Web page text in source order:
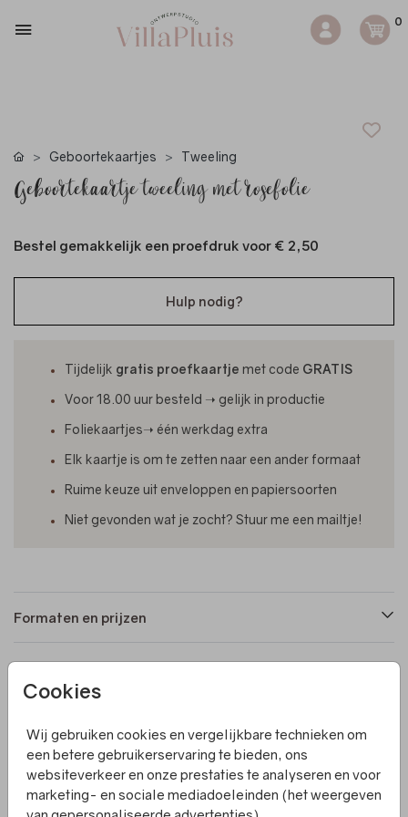
0
Cookies
Wij gebruiken cookies en vergelijkbare technieken om
een betere gebruikerservaring te bieden, ons
websiteverkeer en onze prestaties te analyseren en voor
marketing- en sociale mediadoeleinden (het weergeven
Geboortekaartjes Tweeling
Geboortekaartje tweeling met rosefolie
Bestel gemakkelijk een proefdruk voor € 2,50
Hulp nodig?
Tijdelijk gratis proefkaartje met code GRATIS
Voor 18.00 uur besteld ➝ gelijk in productie
Foliekaartjes➝ één werkdag extra
Elk kaartje is om te zetten naar een ander formaat
Ruime keuze uit enveloppen en papiersoorten
Niet gevonden wat je zocht? Stuur me een mailtje!
Formaten en prijzen
Productinformatie
Omschrijving
Een langwerpig liggend geboortekaartje met rosefolie
voor tweelingmeisjes. Maak dit kaartje nog mooier door
op de voorkant een losse foto toe te voegen en deze vast